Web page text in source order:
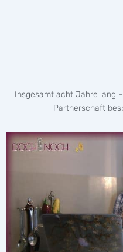
Insgesamt acht Jahre lang
Partnerschaft